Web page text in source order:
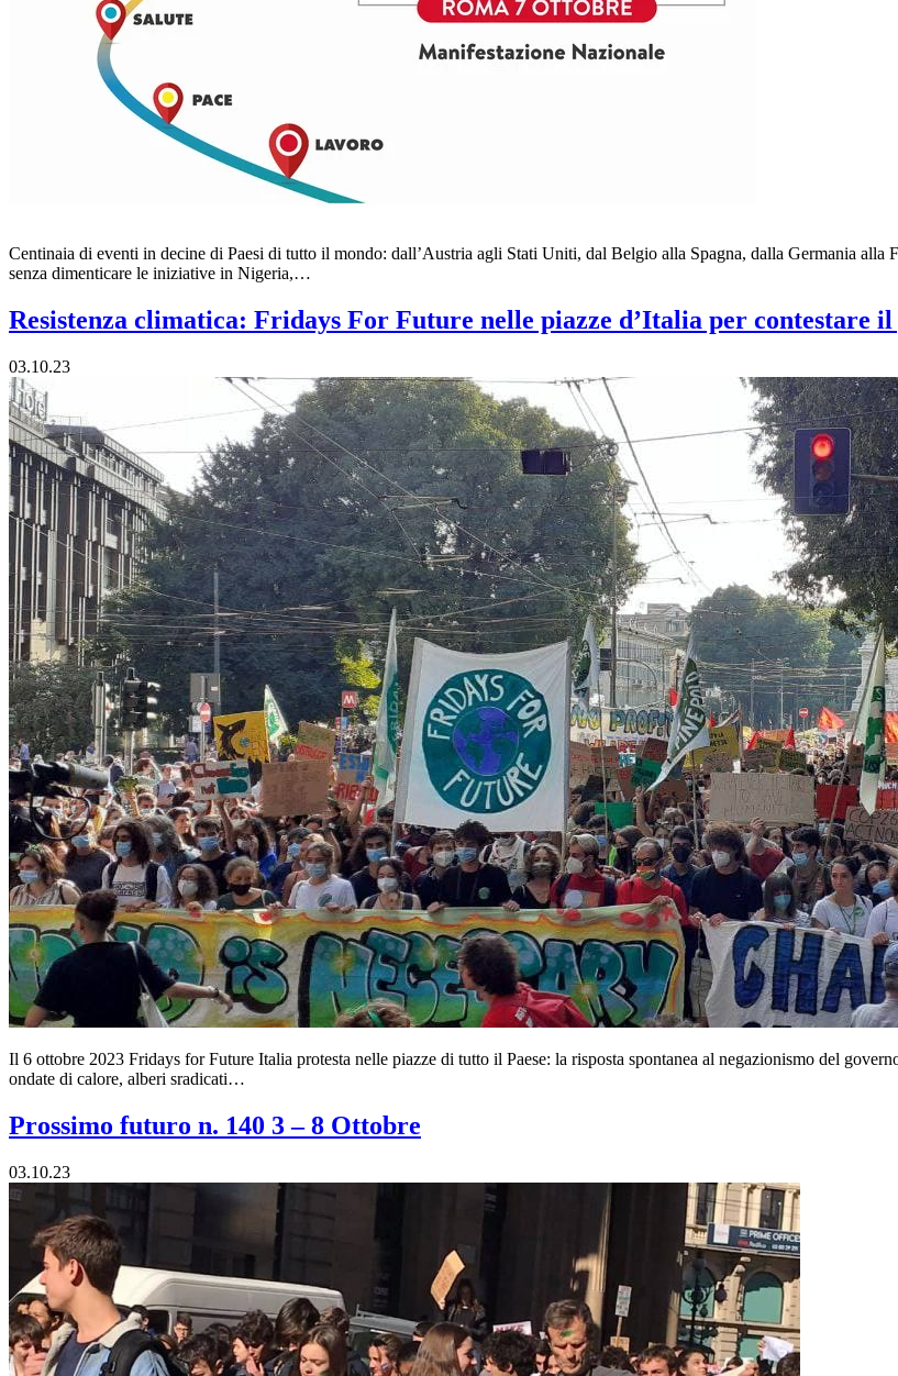
Centinaia di eventi in decine di Paesi di tutto il mondo: dall’Austria agli Stati Uniti, dal Belgio alla Spagna, dalla Germania
senza dimenticare le iniziative in Nigeria,…
Resistenza climatica: Fridays For Future nelle piazze d’Italia per contestare
03.10.23
Il 6 ottobre 2023 Fridays for Future Italia protesta nelle piazze di tutto il Paese: la risposta spontanea al negazionismo del
ondate di calore, alberi sradicati…
Prossimo futuro n. 140 3 – 8 Ottobre
03.10.23